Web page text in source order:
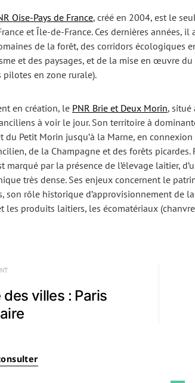
Oise-Pays de France, créé en 2004, est le
et Île-de-France. Ces dernières années,
de la forêt, des corridors écologiques
et des paysages, et de la mise en œuvre
pilotes en zone rurale).
en création, le PNR Brie et Deux Morin, situé
à voir le jour. Son territoire à
du Petit Morin jusqu’à la Marne, en
de la Champagne et des forêts
marqué par la présence de l’élevage laitier,
très dense. Ses enjeux concernent le
son rôle historique d’approvisionnement de
les produits laitiers, les écomatériaux
villes : Paris